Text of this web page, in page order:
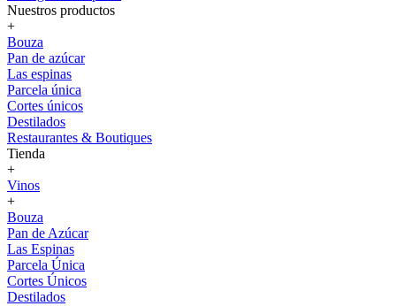
Nuestros productos
+
Bouza
Pan de azúcar
Las espinas
Parcela única
Cortes únicos
Destilados
Restaurantes & Boutiques
Tienda
+
Vinos
+
Bouza
Pan de Azúcar
Las Espinas
Parcela Única
Cortes Únicos
Destilados